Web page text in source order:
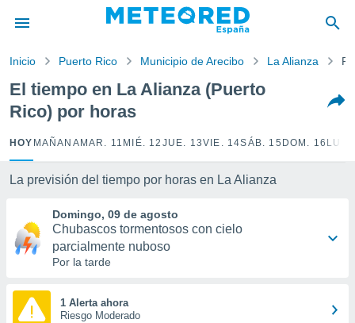
por
para
la
calidad.
a este
las
y
forma
Inicio Puerto Rico Municipio de Arecibo La Alianza
El tiempo en La Alianza (Puerto
Rico) por horas
HOY MAÑANA MAR. 11 MIÉ. 12 JUE. 13VIE. 14SÁB. 15 DOM. 16
La previsión del tiempo por horas en La Alianza
Domingo, 09 de agosto
Chubascos tormentosos con cielo
parcialmente nuboso
Por la tarde
1 Alerta ahora
Riesgo Moderado